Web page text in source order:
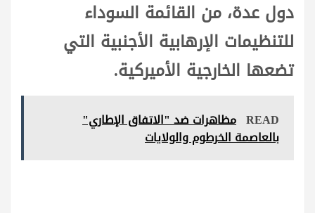
دول عدة، من القائمة السوداء
للتنظيمات الإرهابية الأجنبية التي
تضعها الخارجية الأميركية.
READ مظاهرات ضد "الاتفاق الإطاري"
بالعاصمة الخرطوم والولايات